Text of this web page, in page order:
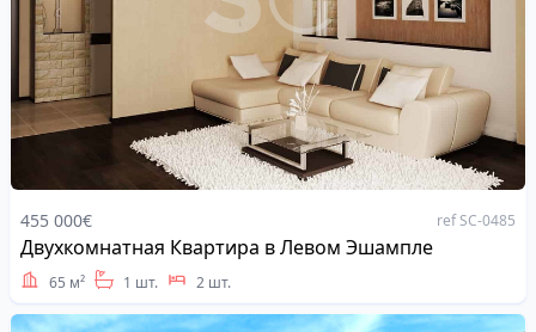
455 000€ ref SC-0485
Address
Двухкомнатная Квартира в Левом Эшампле
65 м² 1 шт. 2 шт.